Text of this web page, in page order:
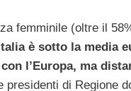
femminile (oltre il
è sotto la media
l’Europa, ma
di Regione